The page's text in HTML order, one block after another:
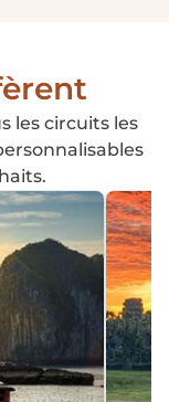
les circuits les